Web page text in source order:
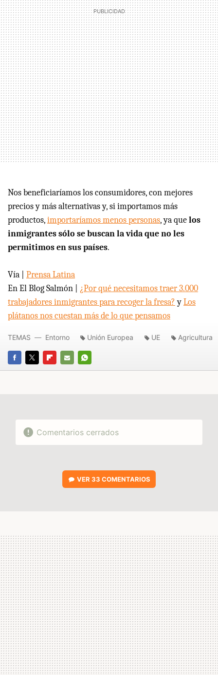
Nos beneficiaríamos los consumidores, con mejores
precios y más alternativas y, si importamos más
productos,importaríamos menos personas, ya quelos
inmigrantes sólo se buscan la vida que no les
permitimos en sus países.
Vía | Prensa Latina
En El Blog Salmón | ¿Por qué necesitamos traer 3.000
trabajadores inmigrantes para recoger la fresa?yLos
plátanos nos cuestan más de lo que pensamos
FACEBOOK
TWITTERFLIPBOARD
E-
WHATSAPP
TEMAS Entorno Unión Europea UE Agricultura
Comentarios cerrados
VER33 COMENTARIOS